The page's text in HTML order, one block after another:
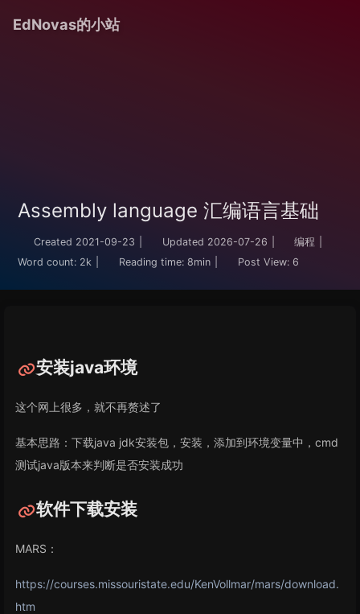
EdNovas的小站
Assembly language 汇编语言基础
Created 2021-09-23 Updated 2026-07-26 编程
Word count: 2k Reading time: 8min Post View: 6
安装java环境
这个网上很多，就不再赘述了
基本思路：下载java jdk安装包，安装，添加到环境变量中，cmd
测试java版本来判断是否安装成功
软件下载安装
MARS：
https://courses.missouristate.edu/KenVollmar/mars/download.
htm